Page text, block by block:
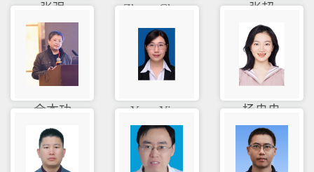
张强 Zhang Che... 张超
余本功 Yang Ying 杨冉冉